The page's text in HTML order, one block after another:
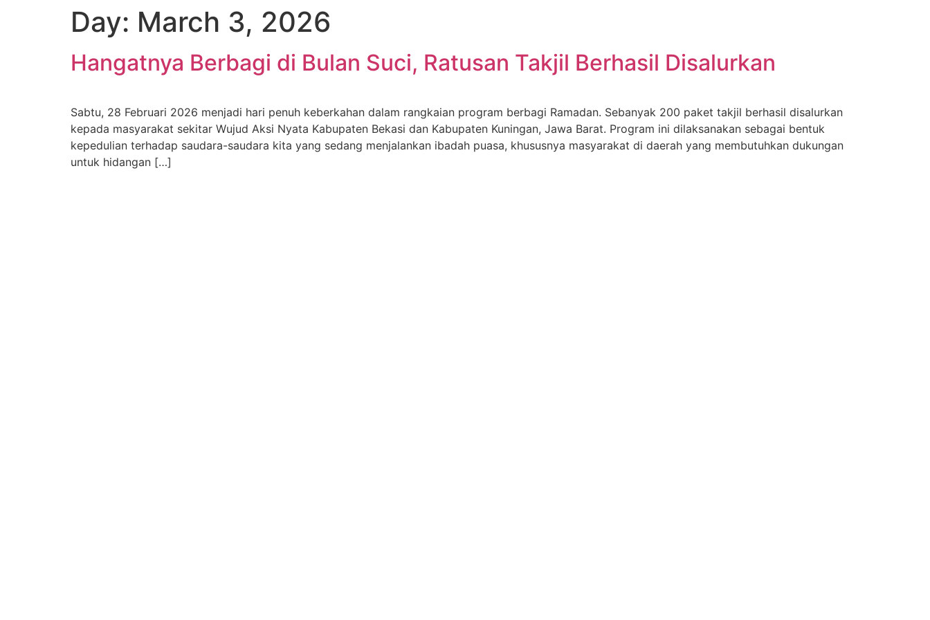
Day: March 3, 2026
Hangatnya Berbagi di Bulan Suci, Ratusan Takjil Berhasil Disalurkan
Sabtu, 28 Februari 2026 menjadi hari penuh keberkahan dalam rangkaian program berbagi Ramadan. Sebanyak 200 paket takjil berhasil disalurkan
kepada masyarakat sekitar Wujud Aksi Nyata Kabupaten Bekasi dan Kabupaten Kuningan, Jawa Barat. Program ini dilaksanakan sebagai bentuk
kepedulian terhadap saudara-saudara kita yang sedang menjalankan ibadah puasa, khususnya masyarakat di daerah yang membutuhkan dukungan
untuk hidangan […]